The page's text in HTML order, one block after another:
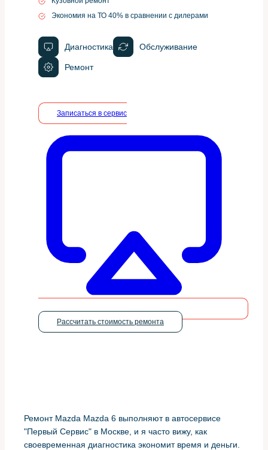
Экономия на ТО 40% в сравнении с дилерами
Диагностика Обслуживание
Ремонт
Записаться в сервис
Рассчитать стоимость ремонта
Ремонт Mazda Mazda 6 выполняют в автосервисе
"Первый Сервис" в Москве, и я часто вижу, как
своевременная диагностика экономит время и деньги.